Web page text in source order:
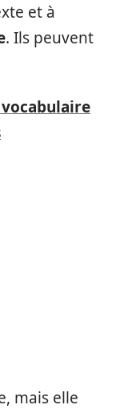
et à
. Ils peuvent
mais elle